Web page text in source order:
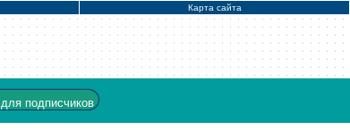
Карта сайта
для подписчиков